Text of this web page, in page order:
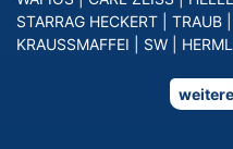
STARRAG HECKERT
TRAUB
KRAUSSMAFFEI
SW